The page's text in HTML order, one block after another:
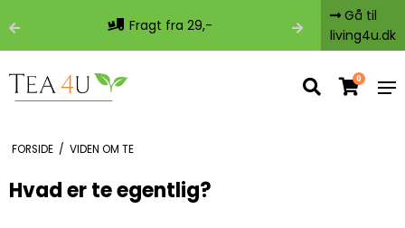
Fragt fra 29,- Fri
Gå til
living4u.dk
0
FORSIDE / VIDEN OM TE
Hvad er te egentlig?